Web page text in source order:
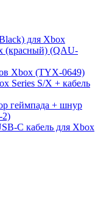
для Xbox
(красный) (QAU-
Xbox (TYX-0649)
Series S/X + кабель
геймпада + шнур
2)
C кабель для Xbox